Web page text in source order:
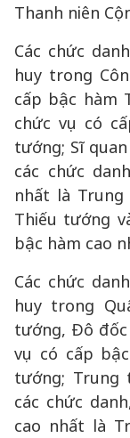
Thanh niên
Các chức
huy trong
cấp bậc hàm
chức vụ có
tướng; Sĩ
các chức
nhất là
Thiếu tướng
bậc hàm cao
Các chức
huy trong
tướng, Đô đốc
vụ có cấp
tướng; Trung
các chức
cao nhất là